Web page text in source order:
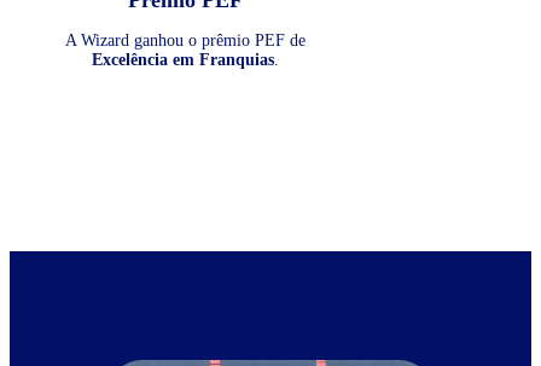
A Wizard ganhou o prêmio PEF de
Excelência em Franquias.